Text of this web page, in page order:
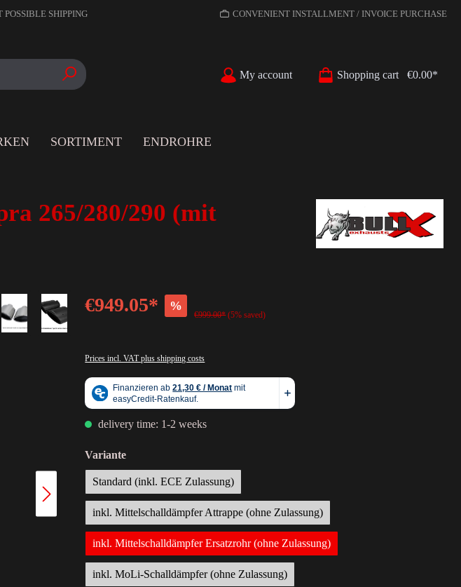
POSSIBLE SHIPPING CONVENIENT INSTALLMENT / INVOICE PURCHASE
My account Shopping cart €0.00*
SORTIMENT ENDROHRE
265/280/290 (mit
€949.05* %
€999.00* (5% saved)
Prices incl. VAT plus shipping costs
delivery time: 1-2 weeks
Variante
Standard (inkl. ECE Zulassung)
inkl. Mittelschalldämpfer Attrappe (ohne Zulassung)
inkl. Mittelschalldämpfer Ersatzrohr (ohne Zulassung)
inkl. MoLi-Schalldämpfer (ohne Zulassung)